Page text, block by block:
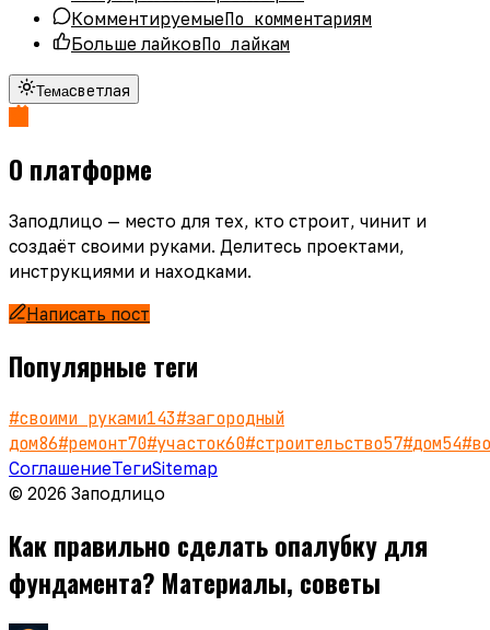
КомментируемыеПо комментариям
Больше лайковПо лайкам
Темасветлая
О платформе
Заподлицо — место для тех, кто строит, чинит и
создаёт своими руками. Делитесь проектами,
инструкциями и находками.
Написать пост
Популярные теги
#своими руками143#загородный
дом86#ремонт70#участок60#строительство57#дом54#
СоглашениеТегиSitemap
© 2026 Заподлицо
Как правильно сделать опалубку для
фундамента? Материалы, советы